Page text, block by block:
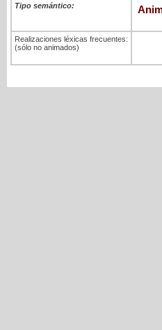
Tipo semántico:
Realizaciones léxicas frecuentes:
(sólo no animados)